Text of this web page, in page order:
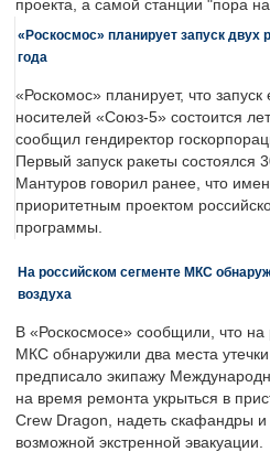
проекта, а самой станции "пора
«Роскосмос» планирует запуск двух
года
«Роскомос» планирует, что
носителей «Союз-5» состоится
сообщил гендиректор
Первый запуск ракеты состоялся
Мантуров говорил ранее, что
приоритетным проектом
программы.
На российском сегменте МКС
воздуха
В «Роскосмосе» сообщили, что на
МКС обнаружили два места утечки
предписало экипажу
на время ремонта укрыться в
Crew Dragon, надеть скафандры
возможной экстренной эвакуации.